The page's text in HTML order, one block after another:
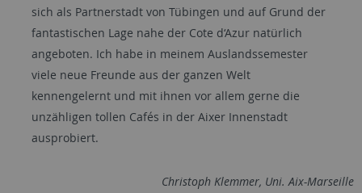
sich als Partnerstadt von Tübingen und auf Grund der
fantastischen Lage nahe der Cote d‘Azur natürlich
angeboten. Ich habe in meinem Auslandssemester
viele neue Freunde aus der ganzen Welt
kennengelernt und mit ihnen vor allem gerne die
unzähligen tollen Cafés in der Aixer Innenstadt
ausprobiert.
Christoph Klemmer, Uni. Aix-Marseille